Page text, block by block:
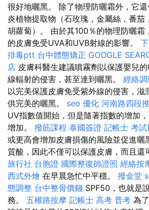
很好地曬黑。 除了物理防曬霜外，它
炎植物提取物（石玫瑰，金屬絲，番茄
胡蘿蔔）。 由於其100％的物理防曬霜
的皮膚免受UVA和UVB射線的影響。
排毒ptt 台中體態矯正 GOOGLE
店 皮膚科醫生建議噴霧劑以保護嬰兒
線輻射的侵害，甚至達到曬黑。 經絡調
以完美保護皮膚免受紫外線的侵害，滋
供完美的曬黑。 seo 優化 河南路四段
UV指數值開始，但是隨著指數的增加
增加。 撥筋課程 泰國簽證 記帳士 考試
或更高會增加皮膚損傷的風險並促進曬
質酸，因此不僅可以保護皮膚，而且還
旅行社 台胞證 國際整復師證照 經絡按
西式外燴 在早晨急忙中平穩。 撥金堂
態調整 台中整骨價錢 SPF50，也就是
務。 五權路按摩 記帳士 高考 普考 為